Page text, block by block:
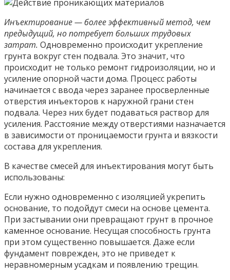
Инъектирование — более эффективный метод, чем
предыдущий, но потребует больших трудовых
затрат. Одновременно происходит укрепление
грунта вокруг стен подвала. Это значит, что
происходит не только ремонт гидроизоляции, но и
усиление опорной части дома. Процесс работы
начинается с ввода через заранее просверленные
отверстия инъекторов к наружной грани стен
подвала. Через них будет подаваться раствор для
усиления. Расстояние между отверстиями назначается
в зависимости от проницаемости грунта и вязкости
состава для укрепления.
В качестве смесей для инъектирования могут быть
использованы:
Если нужно одновременно с изоляцией укрепить
основание, то подойдут смеси на основе цемента.
При застывании они превращают грунт в прочное
каменное основание. Несущая способность грунта
при этом существенно повышается. Даже если
фундамент поврежден, это не приведет к
неравномерным усадкам и появлению трещин.